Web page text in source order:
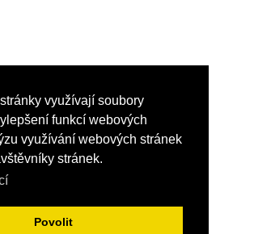
využívají soubory
funkcí webových
využívání webových stránek
stránek.
Povolit